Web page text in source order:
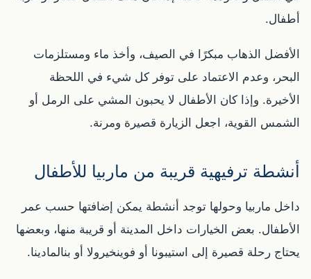
أطفال.
الأفضل الذهاب مبكرًا في الصيف، وأخذ ماء ومستلزمات
البحر، وعدم الاعتماد على توفر كل شيء في اللحظة
الأخيرة. وإذا كان الأطفال لا يحبون المشي على الرمل أو
الشمس القوية، اجعل الزيارة قصيرة ومرنة.
أنشطة ترفيهية قريبة من ماربيا للأطفال
داخل ماربيا وحولها توجد أنشطة يمكن إضافتها حسب عمر
الأطفال. بعض الخيارات داخل المدينة أو قريبة منها، وبعضها
يحتاج رحلة قصيرة إلى استيبونا أو فوينخيرولا أو بنالمادينا.